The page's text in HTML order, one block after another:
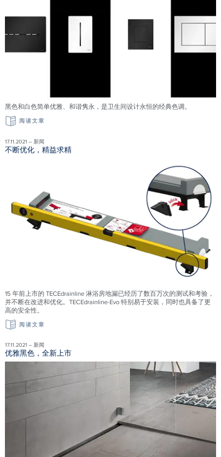
黑色和白色简单优雅、和谐隽永，是卫生间设计永恒的经典色调。
阅读文章
17.11.2021 – 新闻
不断优化，精益求精
15 年前上市的 TECEdrainline 淋浴房地漏已经历了数百万次的测试和考验，
并不断在改进和优化。TECEdrainline-Evo 特别易于安装，同时也具备了更
高的安全性。
阅读文章
17.11.2021 – 新闻
优雅黑色，全新上市